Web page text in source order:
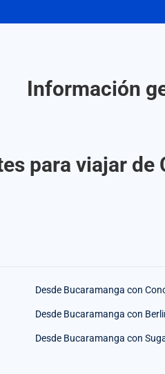
Información
para viajar
Desde Bucaramanga con
Desde Bucaramanga con
Desde Bucaramanga con